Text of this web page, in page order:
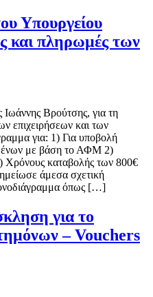
Υπουργείου
και πληρωμές των
Βρούτσης, για τη
επιχειρήσεων και των
για: 1) Για υποβολή
με βάση το ΑΦΜ 2)
Χρόνους καταβολής των 800€
άμεσα σχετική
όπως […]
για το
– Vouchers